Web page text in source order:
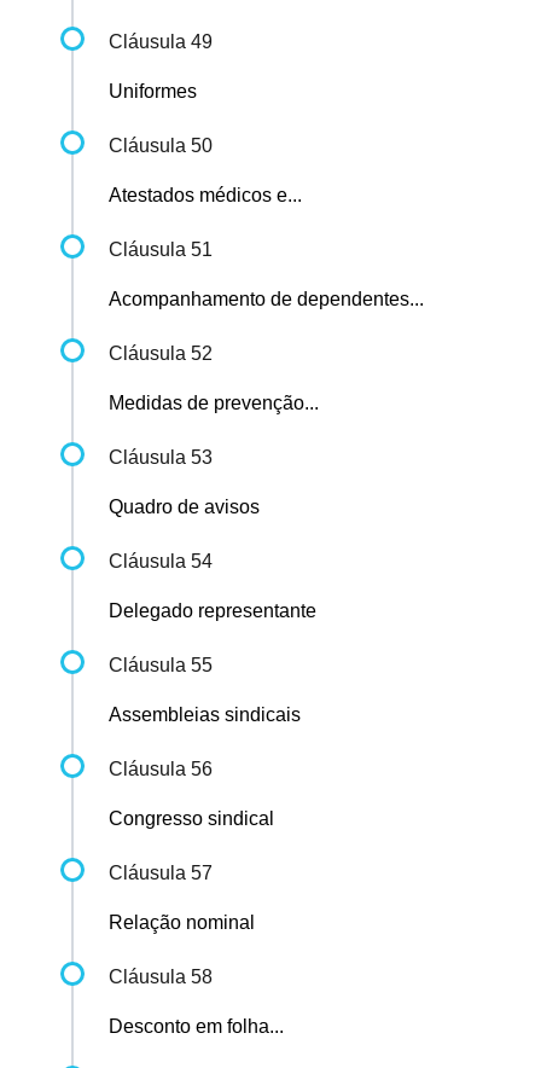
Cláusula 49
Uniformes
Cláusula 50
Atestados médicos e...
Cláusula 51
Acompanhamento de dependentes...
Cláusula 52
Medidas de prevenção...
Cláusula 53
Quadro de avisos
Cláusula 54
Delegado representante
Cláusula 55
Assembleias sindicais
Cláusula 56
Congresso sindical
Cláusula 57
Relação nominal
Cláusula 58
Desconto em folha...